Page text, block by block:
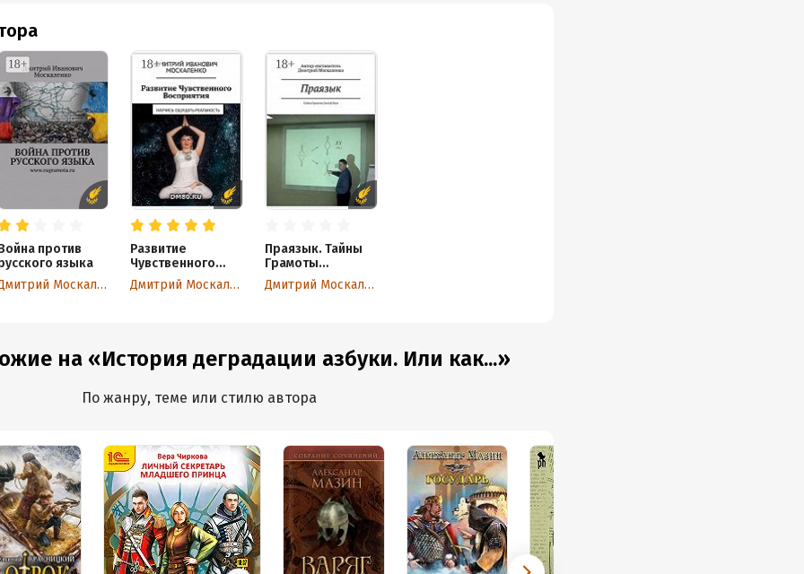
против
языка
Дмитрий Москаленко
Развитие
Чувственного
Восприятия.
Научись ощущать
Дмитрий Москаленко
Праязык. Тайны
Грамоты
Святой Руси
Дмитрий Москаленко
на «История деградации азбуки. Или как...»
По жанру, теме или стилю автора